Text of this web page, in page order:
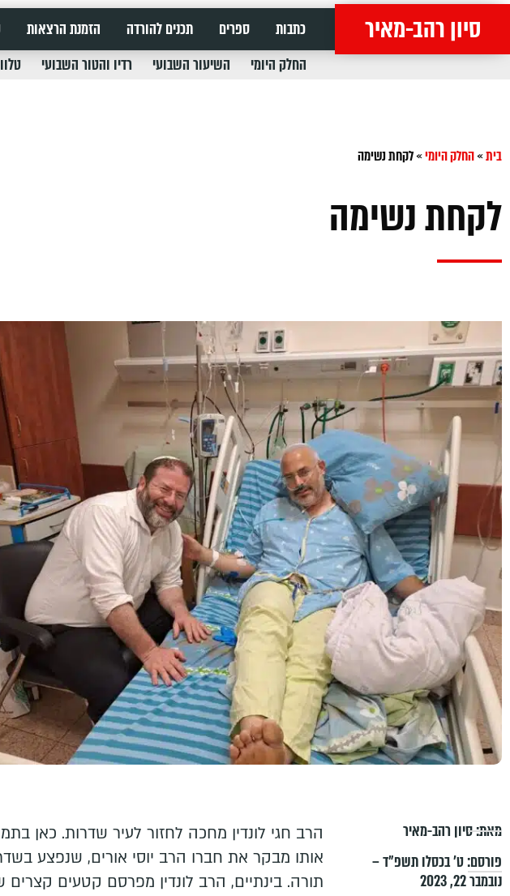
סיון רהב-מאיר כתבות ספרים תכנים להורדה הזמנת הרצאות
החלק היומי
השיעור השבועי רדיו והטור השבועי
בית»החלק היומי»לקחת נשימה
לקחת נשימה
מאת:סיון רהב-מאיר
פורסם:ט׳ בכסלו תשפ״ד –
נובמבר 22, 2023
הרב חגי לונדין מחכה לחזור לעיר שדרות. כאן
אותו מבקר את חברו הרב יוסי אורים, שנפצע
תורה. בינתיים, הרב לונדין מפרסם קטעים קצרים